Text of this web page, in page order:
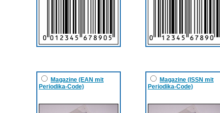
Magazine (EAN mit
Periodika-Code)
Magazine (ISSN mit
Periodika-Code)